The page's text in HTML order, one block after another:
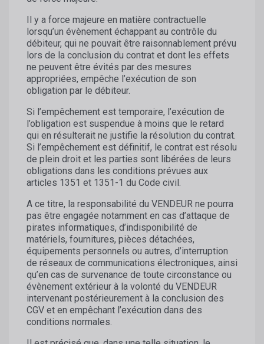
Il y a force majeure en matière contractuelle
lorsqu’un évènement échappant au contrôle du
débiteur, qui ne pouvait être raisonnablement prévu
lors de la conclusion du contrat et dont les effets
ne peuvent être évités par des mesures
appropriées, empêche l’exécution de son
obligation par le débiteur.
Si l’empêchement est temporaire, l’exécution de
l’obligation est suspendue à moins que le retard
qui en résulterait ne justifie la résolution du contrat.
Si l’empêchement est définitif, le contrat est résolu
de plein droit et les parties sont libérées de leurs
obligations dans les conditions prévues aux
articles 1351 et 1351-1 du Code civil.
A ce titre, la responsabilité du VENDEUR ne pourra
pas être engagée notamment en cas d’attaque de
pirates informatiques, d’indisponibilité de
matériels, fournitures, pièces détachées,
équipements personnels ou autres, d’interruption
de réseaux de communications électroniques, ainsi
qu’en cas de survenance de toute circonstance ou
évènement extérieur à la volonté du VENDEUR
intervenant postérieurement à la conclusion des
CGV et en empêchant l’exécution dans des
conditions normales.